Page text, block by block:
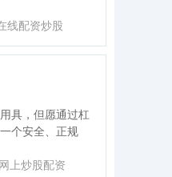
线配资炒股
具，但愿通过杠
个安全、正规
上炒股配资